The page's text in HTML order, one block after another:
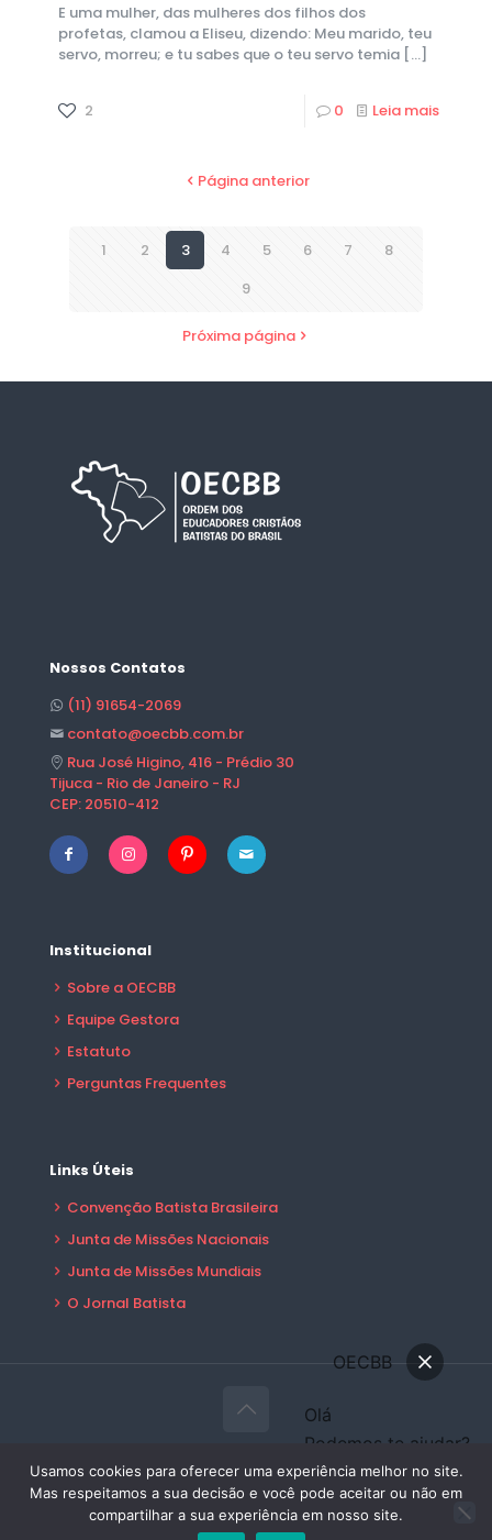
E uma mulher, das mulheres dos filhos dos
profetas, clamou a Eliseu, dizendo: Meu marido, teu
servo, morreu; e tu sabes que o teu servo temia […]
2 0 Leia mais
Página anterior
1 2 3 4 5 6 7
8
9
Próxima página
Nossos Contatos
(11) 91654-2069
contato@oecbb.com.br
Rua José Higino, 416 - Prédio 30
Tijuca - Rio de Janeiro - RJ
CEP: 20510-412
Institucional
Sobre a OECBB
Equipe Gestora
Estatuto
Perguntas Frequentes
Links Úteis
Convenção Batista Brasileira
Junta de Missões Nacionais
Junta de Missões Mundiais
O Jornal Batista
Desenvolvido por:Sales Publicidade
Área do Filiado
OECBB
Olá
Podemos te ajudar?
Conversar
Usamos cookies para oferecer uma experiência melhor no site.
Mas respeitamos a sua decisão e você pode aceitar ou não em
compartilhar a sua experiência em nosso site.